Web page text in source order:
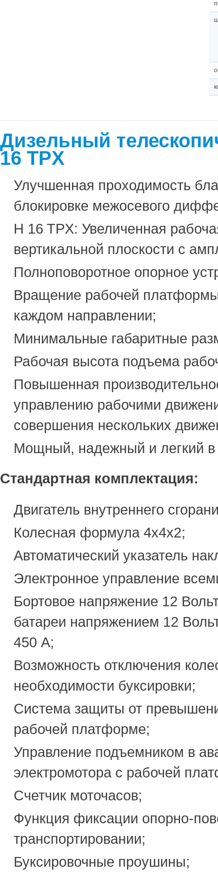
Дизельный
16 TPX
Улучшенная проходимость
блокировке межосевого
H 16 TPX: Увеличенная
вертикальной плоскости с
Полноповоротное опорное
Вращение рабочей платформы
каждом направлении;
Минимальные габаритные
Рабочая высота подъема
Повышенная
управлению рабочими
совершения нескольких
Мощный, надежный и легкий в
Стандартная комплектация:
Двигатель внутреннего
Колесная формула 4х4х2;
Автоматический указатель
Электронное управление
Бортовое напряжение 12
батареи напряжением 12
450 А;
Возможность отключения
необходимости буксировки;
Система защиты от
рабочей платформе;
Управление подъемником в
электромотора с рабочей
Счетчик моточасов;
Функция фиксации опорно-
транспортировании;
Буксировочные проушины;